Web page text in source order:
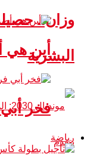
وزان.. حصيلة
البشريةأين هي
فخر
رياضة